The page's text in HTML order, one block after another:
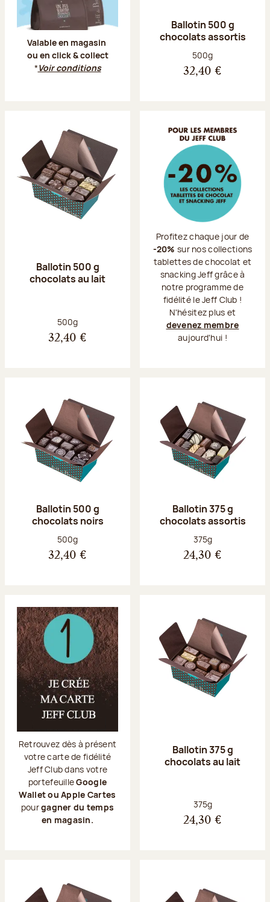
Valable en magasin
ou en click & collect
*Voir conditions
Ballotin 500 g
chocolats assortis
Poids net :
500g
32,40 €
Ballotin 500 g
chocolats au lait
Poids net :
500g
32,40 €
Profitez chaque jour de
-20% sur nos collections
tablettes de chocolat et
snacking Jeff grâce à
notre programme de
fidélité le Jeff Club !
N'hésitez plus et
devenez membre
aujourd'hui !
Ballotin 500 g
chocolats noirs
Poids net :
500g
32,40 €
Ballotin 375 g
chocolats assortis
Poids net :
375g
24,30 €
Retrouvez dès à présent
votre carte de fidélité
Jeff Club dans votre
portefeuilleGoogle
Wallet ou Apple Cartes
pourgagner du temps
en magasin.
Ballotin 375 g
chocolats au lait
Poids net :
375g
24,30 €